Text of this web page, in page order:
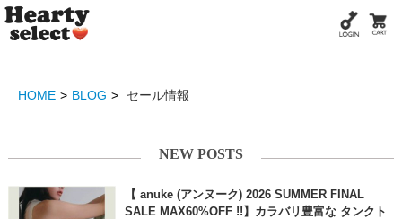
HOME BLOG セール情報
NEW POSTS
【 anuke (アンヌーク) 2026 SUMMER FINAL
SALE MAX60%OFF !!】カラバリ豊富な タンクト